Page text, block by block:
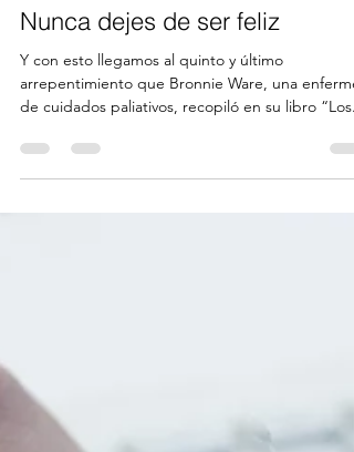
Mónica Del Valle
3 jul 2019
3 min de lectura
Nunca dejes de ser feliz
Y con esto llegamos al quinto y último